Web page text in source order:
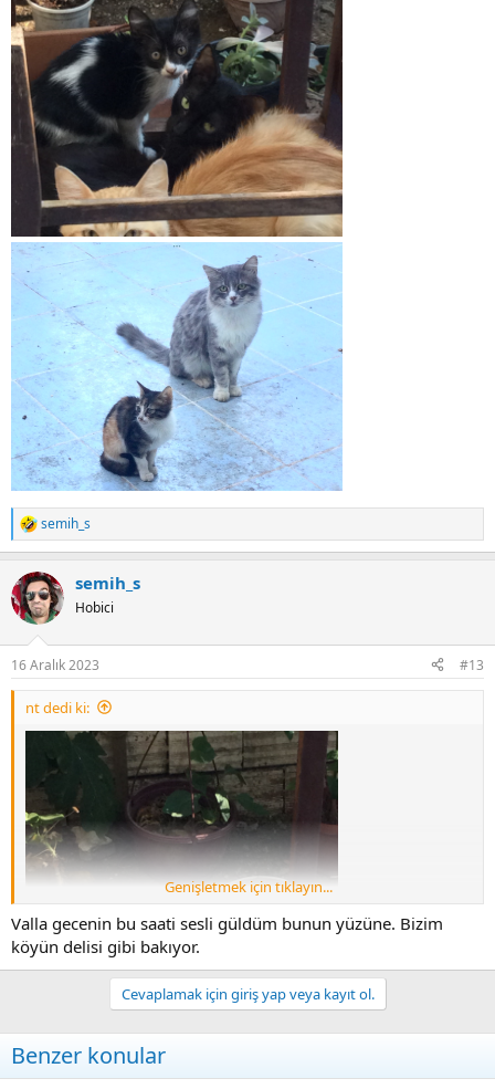
R
e
c
t
i
s
:
semih_s
semih_s
Hobici
16 Aralık 2023 #13
nt dedi ki:
Genişletmek için tıklayın...
Valla gecenin bu saati sesli güldüm bunun yüzüne. Bizim
köyün delisi gibi bakıyor.
Cevaplamak için giriş yap veya kayıt ol.
Benzer konular